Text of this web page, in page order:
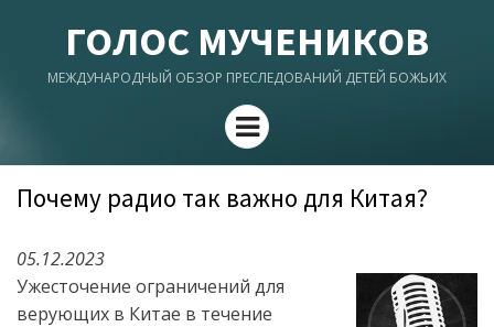
ГОЛОС МУЧЕНИКОВ
МЕЖДУНАРОДНЫЙ ОБЗОР ПРЕСЛЕДОВАНИЙ ДЕТЕЙ БОЖЬИХ
Menu
Почему радио так важно для Китая?
05.12.2023
Ужесточение ограничений для
верующих в Китае в течение